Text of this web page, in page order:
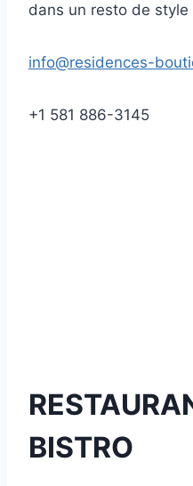
dans un resto de
info@residences-
+1 581 886-3145
BISTRO